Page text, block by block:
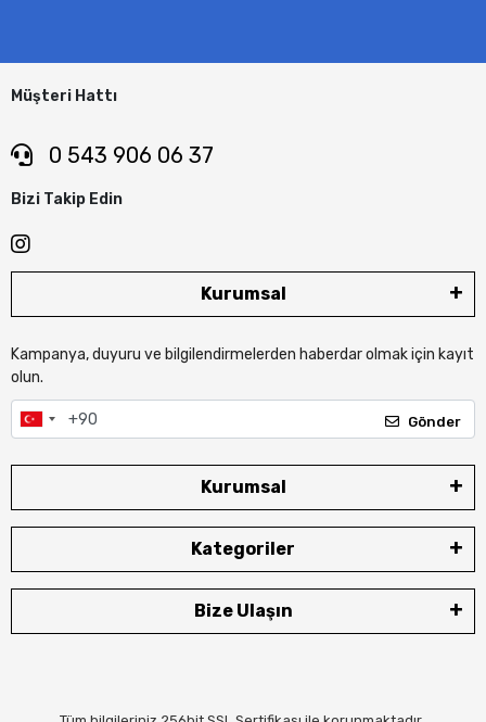
Müşteri Hattı
0 543 906 06 37
Bizi Takip Edin
Kurumsal
Kampanya, duyuru ve bilgilendirmelerden haberdar olmak için kayıt
olun.
Gönder
Kurumsal
Kategoriler
Bize Ulaşın